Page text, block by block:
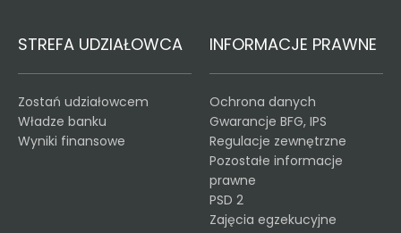
STREFA UDZIAŁOWCA
Zostań udziałowcem
Władze banku
Wyniki finansowe
INFORMACJE PRAWNE
Ochrona danych
Gwarancje BFG, IPS
Regulacje zewnętrzne
Pozostałe informacje
prawne
PSD 2
Zajęcia egzekucyjne